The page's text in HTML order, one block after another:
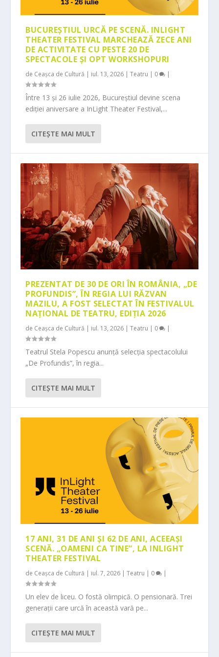
BUCUREȘTIUL URCĂ PE SCENĂ. INLIGHT
THEATER FESTIVAL MARCHEAZĂ ZECE ANI
DE ACTIVITATE CU PESTE 20 DE
SPECTACOLE ȘI OPT WORKSHOPURI
de Ceașca de Cultură | iul. 13, 2026 |Teatru | 0 |
Între 13 și 26 iulie 2026, Bucureștiul devine scena
ediției aniversare a InLight Theater Festival,...
CITEŞTE MAI MULT
PREZENTAT DE 30 DE ORI ÎN ROMÂNIA, „DE
PROFUNDIS”, ÎN REGIA LUI RĂZVAN
MAZILU, A FOST SELECTAT ÎN FESTIVALUL
NAȚIONAL DE TEATRU, EDIȚIA 2026
de Ceașca de Cultură | iul. 13, 2026 |Teatru | 0 |
Teatrul Stela Popescu anunță selecția spectacolului
„De Profundis”, în regia...
CITEŞTE MAI MULT
17 ANI, 31 DE ANI ȘI 62 DE ANI, ACEEAȘI
SCENĂ. „OAMENI CA TINE”, LA INLIGHT
THEATER FESTIVAL
de Ceașca de Cultură | iul. 7, 2026 |Teatru | 0 |
Un elev de liceu. O fostă olimpică. O pensionară. Trei
generații care urcă în această vară pe...
CITEŞTE MAI MULT